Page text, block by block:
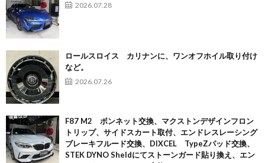
2026.07.28
ロールスロイス カリナンに、ワンオフホイル取り付け
など。
2026.07.26
F87 M2 ボンネット交換、マクストンデザインフロン
トリップ、サイドスカート取付、エンドレスレーシング
ブレーキフルード交換、DIXCEL TypeZパッド交換、
STEK DYNO Sheldにてストーンガード貼り換え、エン